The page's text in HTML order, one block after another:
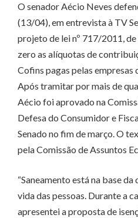
O senador Aécio Neves
(13/04), em entrevista à TV
projeto de lei nº 717/2011,
zero as alíquotas de
Cofins pagas pelas empresas
Após tramitar por mais de
Aécio foi aprovado na
Defesa do Consumidor e
Senado no fim de março. O
pela Comissão de Assuntos
“Saneamento está na base
vida das pessoas. Durante a
apresentei a proposta de